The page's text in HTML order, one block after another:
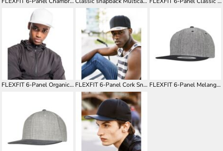
FLEXFIT 6-Panel Organic Cotton Snapback FX6089OC FLEXFIT 6-Panel Cork Snapback FX6089CO FLEXFIT 6-Panel Melange Solid Snapback FX6089MS